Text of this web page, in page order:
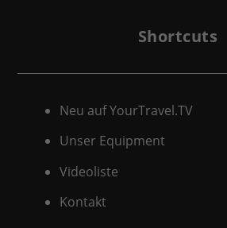
Shortcuts
Neu auf YourTravel.TV
Unser Equipment
Videoliste
Kontakt